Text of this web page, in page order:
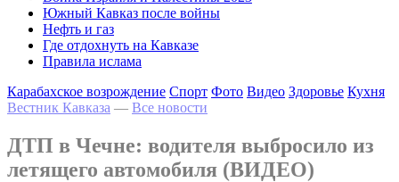
Южный Кавказ после войны
Нефть и газ
Где отдохнуть на Кавказе
Правила ислама
Карабахское возрождение Спорт Фото Видео Здоровье Кухня
Вестник Кавказа — Все новости
ДТП в Чечне: водителя выбросило из
летящего автомобиля (ВИДЕО)